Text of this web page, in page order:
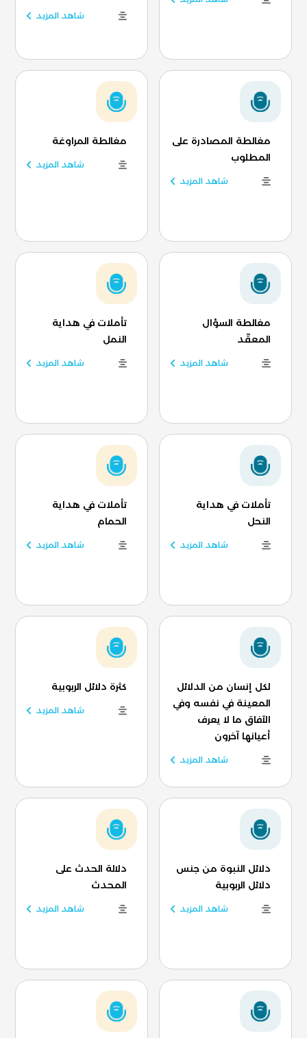
شاهد المزيد
مغالطة المصادرة على
المطلوب
شاهد المزيد
مغالطة المراوغة
شاهد المزيد
مغالطة السؤال
المعقّد
شاهد المزيد
تأملات في هداية
النمل
شاهد المزيد
تأملات في هداية
النحل
شاهد المزيد
تأملات في هداية
الحمام
شاهد المزيد
لكل إنسان من الدلائل
المعينة في نفسه وفي
الآفاق ما لا يعرف
أعيانها آخرون
شاهد المزيد
كثرة دلائل الربوبية
شاهد المزيد
دلائل النبوة من جنس
دلائل الربوبية
شاهد المزيد
دلالة الحدث على
المحدث
شاهد المزيد